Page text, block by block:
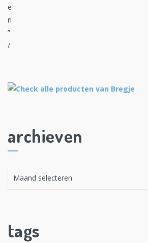
archieven
e
tags